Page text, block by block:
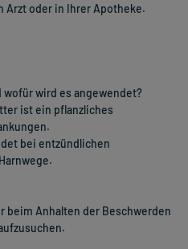
Arzt oder in Ihrer Apotheke.
wird es angewendet?
ist ein pflanzliches
bei entzündlichen
beim Anhalten der Beschwerden